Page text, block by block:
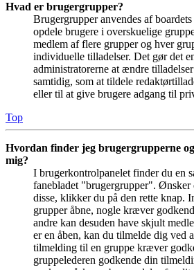
Hvad er brugergrupper?
Brugergrupper anvendes af
opdele brugere i overskuelige
medlem af flere grupper og hver
individuelle tilladelser. Det gør det
administratorerne at ændre
samtidig, som at tildele
eller til at give brugere adgang til
Top
Hvordan finder jeg brugergrupperne
mig?
I brugerkontrolpanelet finder du en
fanebladet "brugergrupper". Ønsker
disse, klikker du på den rette knap.
grupper åbne, nogle kræver
andre kan desuden have skjult
er en åben, kan du tilmelde dig ved
tilmelding til en gruppe kræver
gruppelederen godkende din